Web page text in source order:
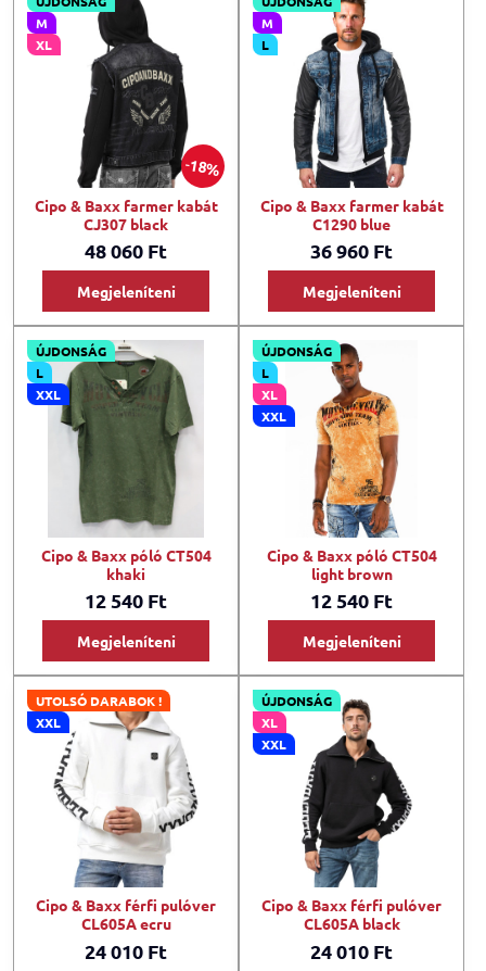
18%
M
XL
Cipo & Baxx farmer kabát
CJ307 black
48 060 Ft
Megjeleníteni
M
L
Cipo & Baxx farmer kabát
C1290 blue
36 960 Ft
Megjeleníteni
ÚJDONSÁG
L
XXL
Cipo & Baxx póló CT504
khaki
12 540 Ft
Megjeleníteni
ÚJDONSÁG
L
XL
XXL
Cipo & Baxx póló CT504
light brown
12 540 Ft
Megjeleníteni
UTOLSÓ DARABOK !
XXL
Cipo & Baxx férfi pulóver
CL605A ecru
24 010 Ft
ÚJDONSÁG
XL
XXL
Cipo & Baxx férfi pulóver
CL605A black
24 010 Ft